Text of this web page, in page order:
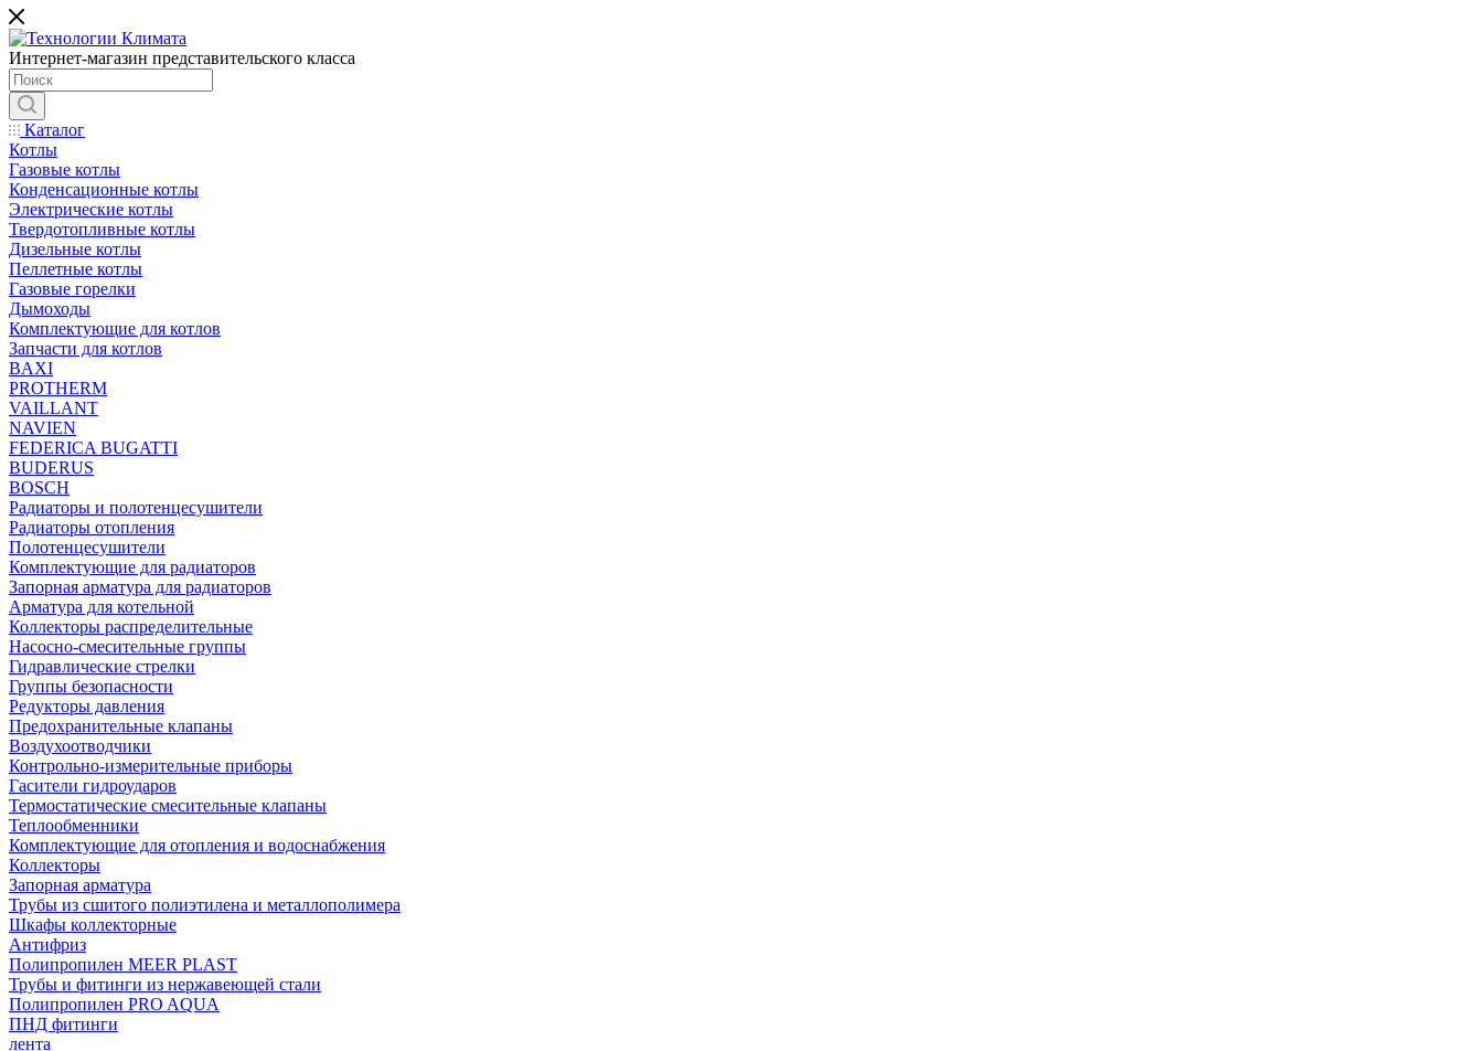
Интернет-магазин представительского класса
Каталог
Котлы
Газовые котлы
Конденсационные котлы
Электрические котлы
Твердотопливные котлы
Дизельные котлы
Пеллетные котлы
Газовые горелки
Дымоходы
Комплектующие для котлов
Запчасти для котлов
BAXI
PROTHERM
VAILLANT
NAVIEN
FEDERICA BUGATTI
BUDERUS
BOSCH
Радиаторы и полотенцесушители
Радиаторы отопления
Полотенцесушители
Комплектующие для радиаторов
Запорная арматура для радиаторов
Арматура для котельной
Коллекторы распределительные
Насосно-смесительные группы
Гидравлические стрелки
Группы безопасности
Редукторы давления
Предохранительные клапаны
Воздухоотводчики
Контрольно-измерительные приборы
Гасители гидроударов
Термостатические смесительные клапаны
Теплообменники
Комплектующие для отопления и водоснабжения
Коллекторы
Запорная арматура
Трубы из сшитого полиэтилена и металлополимера
Шкафы коллекторные
Антифриз
Полипропилен MEER PLAST
Трубы и фитинги из нержавеющей стали
Полипропилен PRO AQUA
ПНД фитинги
лента